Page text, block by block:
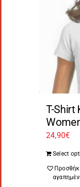
T-Shirt
24,90€
Select